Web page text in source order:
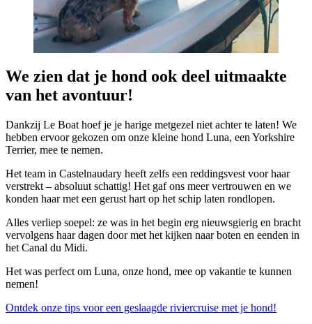
We zien dat je hond ook deel uitmaakte
van het avontuur!
Dankzij Le Boat hoef je je harige metgezel niet achter te laten! We
hebben ervoor gekozen om onze kleine hond Luna, een Yorkshire
Terrier, mee te nemen.
Het team in Castelnaudary heeft zelfs een reddingsvest voor haar
verstrekt – absoluut schattig! Het gaf ons meer vertrouwen en we
konden haar met een gerust hart op het schip laten rondlopen.
Alles verliep soepel: ze was in het begin erg nieuwsgierig en bracht
vervolgens haar dagen door met het kijken naar boten en eenden in
het Canal du Midi.
Het was perfect om Luna, onze hond, mee op vakantie te kunnen
nemen!
Ontdek onze tips voor een geslaagde riviercruise met je hond!